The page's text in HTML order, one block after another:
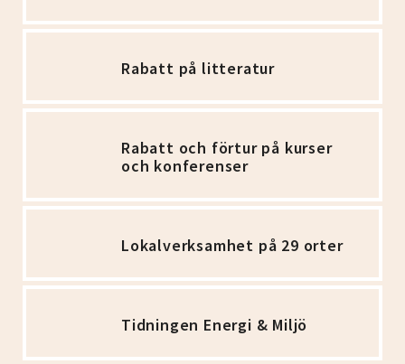
Rabatt på litteratur
Rabatt och förtur på kurser
och konferenser
Lokalverksamhet på 29 orter
Tidningen Energi & Miljö